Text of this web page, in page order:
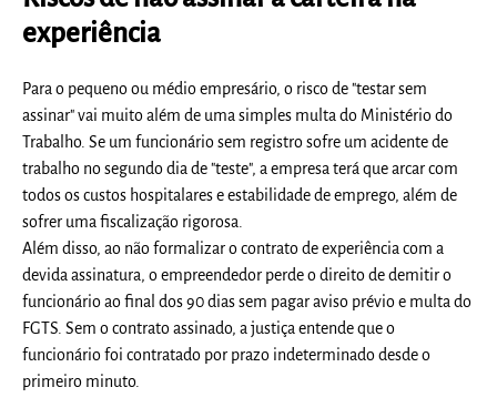
experiência
Para o pequeno ou médio empresário, o risco de "testar sem
assinar" vai muito além de uma simples multa do Ministério do
Trabalho. Se um funcionário sem registro sofre um acidente de
trabalho no segundo dia de "teste", a empresa terá que arcar com
todos os custos hospitalares e estabilidade de emprego, além de
sofrer uma fiscalização rigorosa.
Além disso, ao não formalizar ocontrato de experiênciacom a
devida assinatura, o empreendedor perde o direito de demitir o
funcionário ao final dos 90 dias sem pagar aviso prévio e multa do
FGTS. Sem o contrato assinado, a justiça entende que o
funcionário foi contratado por prazo indeterminado desde o
primeiro minuto.